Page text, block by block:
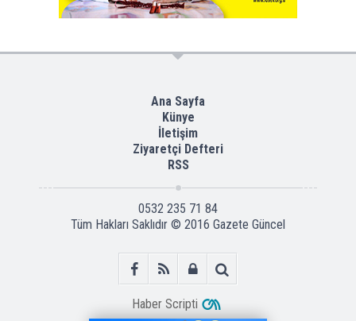
Ana Sayfa
Künye
İletişim
Ziyaretçi Defteri
RSS
0532 235 71 84
Tüm Hakları Saklıdır © 2016 Gazete Güncel
Haber Scripti